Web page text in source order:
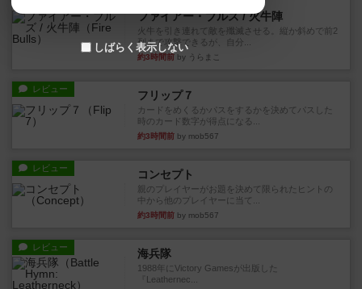
ファイアー・ブルズ / 火牛陣
火牛を引き連れて敵を殲滅させる。縦か斜めで前2
列まで攻撃できるが、自分...
約3時間前 by うらまこ
レビュー フリップ７
カードをめくるかパスをするかを決めてパスした
時のカード数字が得点になる...
約3時間前 by mob567
レビュー コンセプト
親のプレイヤーがお題を決めて限られたヒントの
中から他のプレイヤーに当て...
約3時間前 by mob567
レビュー 海兵隊
1988年にVictory Gamesが出版した
『Leathernec...
しばらく表示しない